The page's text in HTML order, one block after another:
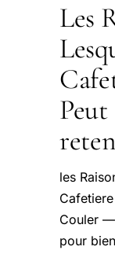
Les
Peut
les
Couler
pour